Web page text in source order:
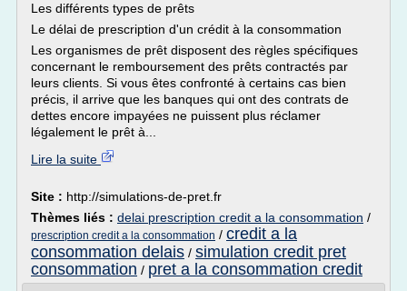
Les différents types de prêts
Le délai de prescription d'un crédit à la consommation
Les organismes de prêt disposent des règles spécifiques
concernant le remboursement des prêts contractés par
leurs clients. Si vous êtes confronté à certains cas bien
précis, il arrive que les banques qui ont des contrats de
dettes encore impayées ne puissent plus réclamer
légalement le prêt à...
Lire la suite
Site : http://simulations-de-pret.fr
Thèmes liés : delai prescription credit a la consommation /
prescription credit a la consommation / credit a la
consommation delais / simulation credit pret
consommation / pret a la consommation credit